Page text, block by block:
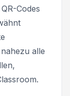
Codes
alle